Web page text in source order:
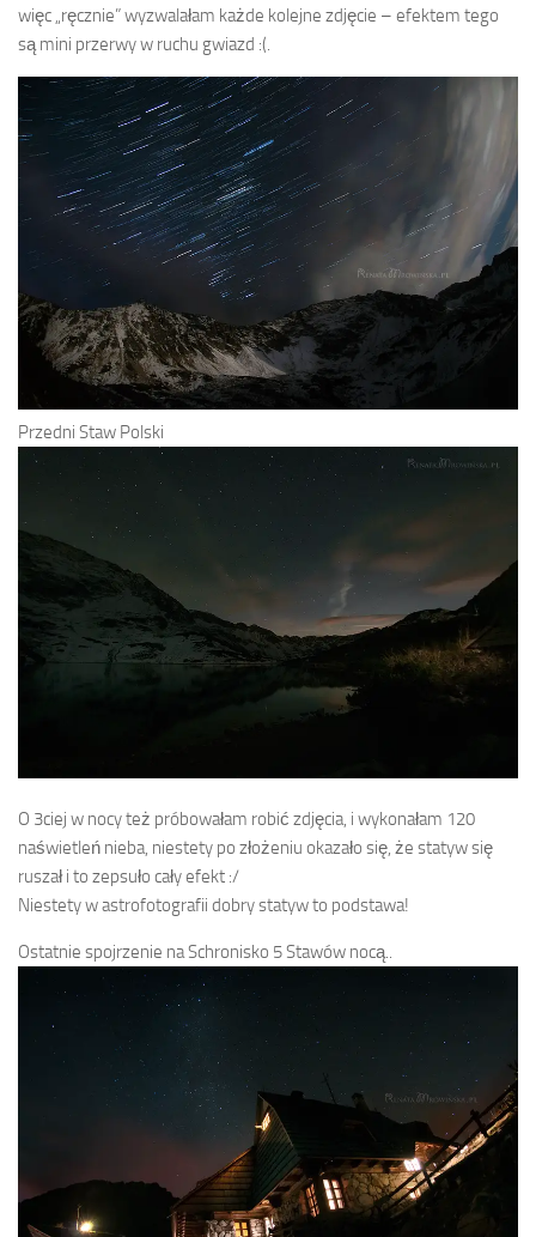
więc „ręcznie” wyzwalałam każde kolejne zdjęcie – efektem tego
są mini przerwy w ruchu gwiazd :(.
Przedni Staw Polski
O 3ciej w nocy też próbowałam robić zdjęcia, i wykonałam 120
naświetleń nieba, niestety po złożeniu okazało się, że statyw się
ruszał i to zepsuło cały efekt :/
Niestety w astrofotografii dobry statyw to podstawa!
Ostatnie spojrzenie na Schronisko 5 Stawów nocą..